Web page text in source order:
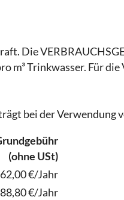
Die
m³ Trinkwasser. Für
bei der Verwendung
(ohne USt)
€/Jahr
€/Jahr